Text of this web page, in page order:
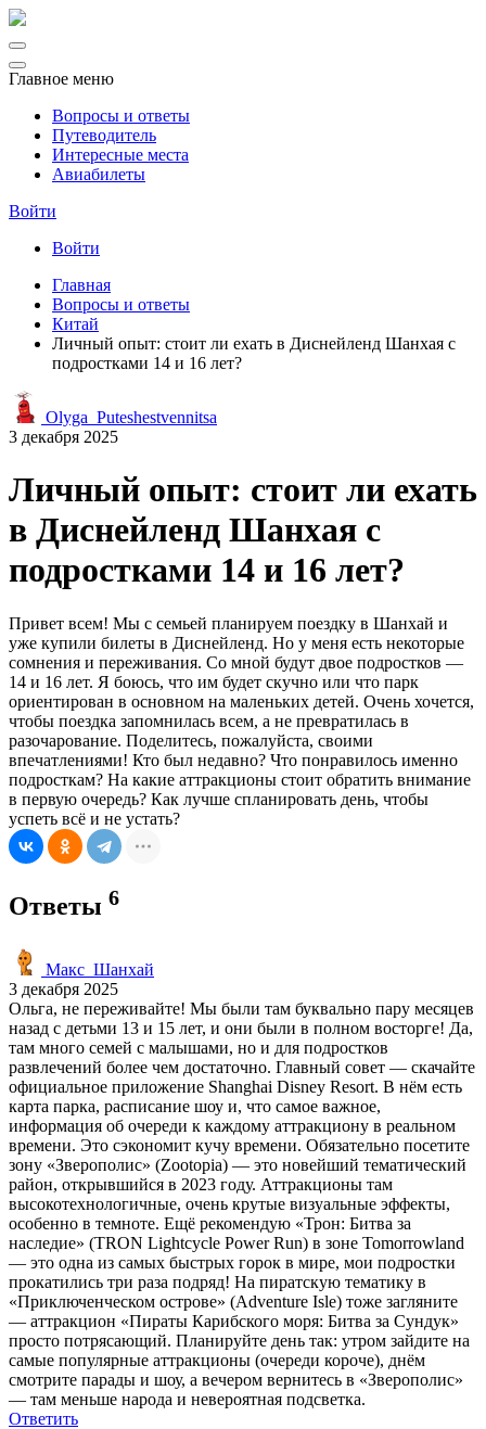
Главное меню
Вопросы и ответы
Путеводитель
Интересные места
Авиабилеты
Войти
Войти
Главная
Вопросы и ответы
Китай
Личный опыт: стоит ли ехать в Диснейленд Шанхая с
подростками 14 и 16 лет?
Olyga_Puteshestvennitsa
3 декабря 2025
Личный опыт: стоит ли ехать
в Диснейленд Шанхая с
подростками 14 и 16 лет?
Привет всем! Мы с семьей планируем поездку в Шанхай и
уже купили билеты в Диснейленд. Но у меня есть некоторые
сомнения и переживания. Со мной будут двое подростков —
14 и 16 лет. Я боюсь, что им будет скучно или что парк
ориентирован в основном на маленьких детей. Очень хочется,
чтобы поездка запомнилась всем, а не превратилась в
разочарование. Поделитесь, пожалуйста, своими
впечатлениями! Кто был недавно? Что понравилось именно
подросткам? На какие аттракционы стоит обратить внимание
в первую очередь? Как лучше спланировать день, чтобы
успеть всё и не устать?
Ответы 6
Макс_Шанхай
3 декабря 2025
Ольга, не переживайте! Мы были там буквально пару месяцев
назад с детьми 13 и 15 лет, и они были в полном восторге! Да,
там много семей с малышами, но и для подростков
развлечений более чем достаточно. Главный совет — скачайте
официальное приложение Shanghai Disney Resort. В нём есть
карта парка, расписание шоу и, что самое важное,
информация об очереди к каждому аттракциону в реальном
времени. Это сэкономит кучу времени. Обязательно посетите
зону «Зверополис» (Zootopia) — это новейший тематический
район, открывшийся в 2023 году. Аттракционы там
высокотехнологичные, очень крутые визуальные эффекты,
особенно в темноте. Ещё рекомендую «Трон: Битва за
наследие» (TRON Lightcycle Power Run) в зоне Tomorrowland
— это одна из самых быстрых горок в мире, мои подростки
прокатились три раза подряд! На пиратскую тематику в
«Приключенческом острове» (Adventure Isle) тоже загляните
— аттракцион «Пираты Карибского моря: Битва за Сундук»
просто потрясающий. Планируйте день так: утром зайдите на
самые популярные аттракционы (очереди короче), днём
смотрите парады и шоу, а вечером вернитесь в «Зверополис»
— там меньше народа и невероятная подсветка.
Ответить